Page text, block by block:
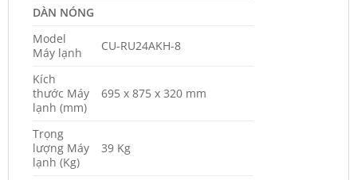
DÀN NÓNG
Model
Máy lạnh
CU-RU24AKH-8
Kích
thước Máy
lạnh (mm)
695 x 875 x 320 mm
Trọng
lượng Máy
lạnh (Kg)
39 Kg